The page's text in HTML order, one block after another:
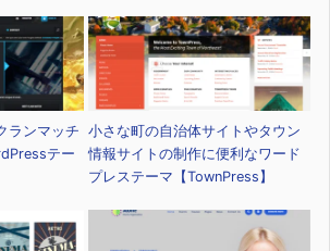
ランマッチ
テー
小さな町の自治体サイトやタウン
情報サイトの制作に便利なワード
プレステーマ【TownPress】